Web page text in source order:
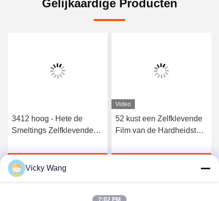
Gelijkaardige Producten
3412 hoog - Hete de
Smeltings Zelfklevende
Elastische Polyurethaan
Krijg Beste Prijs
Video
52 kust een Zelfklevende
Film van de Hardheidstpu
Naadloos Ondergoed
Vicky Wang
7:02 PM